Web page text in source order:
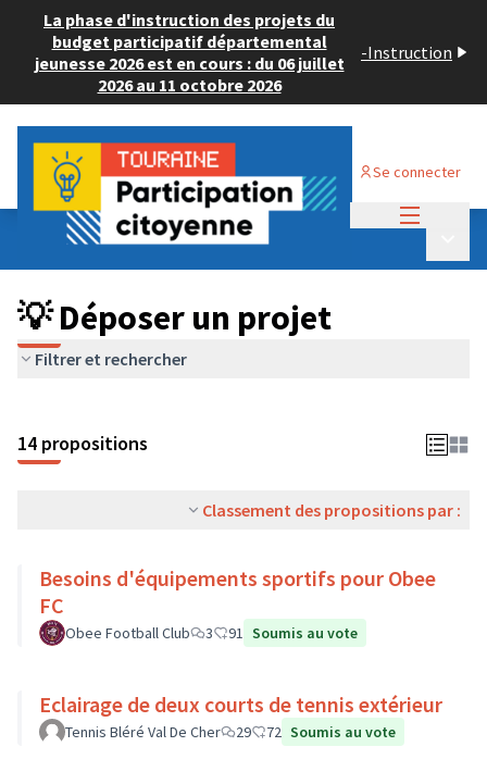
La phase d'instruction des projets du
budget participatif départemental
jeunesse 2026 est en cours : du 06 juillet
2026 au 11 octobre 2026
-Instruction
Se connecter
Budget Participatif ADULTE 2024
💡 Déposer un projet
💡 Déposer un projet
Filtrer et rechercher
14 propositions
Classement des propositions par :
Besoins d'équipements sportifs pour Obee
FC
Obee Football Club 3 91 Soumis au vote
Eclairage de deux courts de tennis extérieur
Tennis Bléré Val De Cher 29 72 Soumis au vote